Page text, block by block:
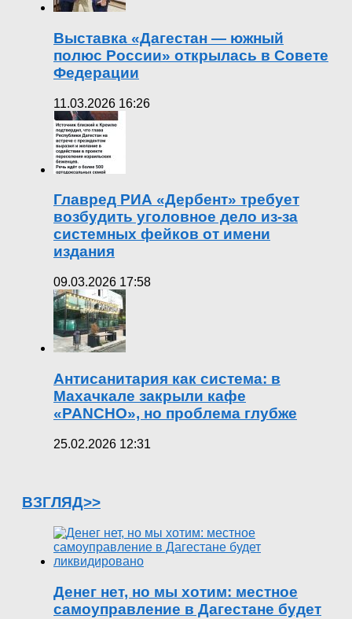
Выставка «Дагестан — южный
полюс России» открылась в Совете
Федерации
11.03.2026 16:26
Главред РИА «Дербент» требует
возбудить уголовное дело из-за
системных фейков от имени
издания
09.03.2026 17:58
Антисанитария как система: в
Махачкале закрыли кафе
«PANCHO», но проблема глубже
25.02.2026 12:31
ВЗГЛЯД>>
Денег нет, но мы хотим: местное
самоуправление в Дагестане будет